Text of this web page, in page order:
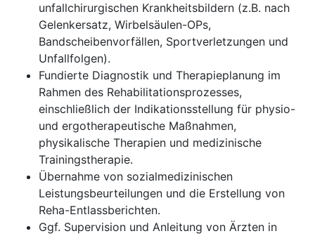
unfallchirurgischen Krankheitsbildern (z.B. nach
Gelenkersatz, Wirbelsäulen-OPs,
Bandscheibenvorfällen, Sportverletzungen und
Unfallfolgen).
Fundierte Diagnostik und Therapieplanung im
Rahmen des Rehabilitationsprozesses,
einschließlich der Indikationsstellung für physio-
und ergotherapeutische Maßnahmen,
physikalische Therapien und medizinische
Trainingstherapie.
Übernahme von sozialmedizinischen
Leistungsbeurteilungen und die Erstellung von
Reha-Entlassberichten.
Ggf. Supervision und Anleitung von Ärzten in